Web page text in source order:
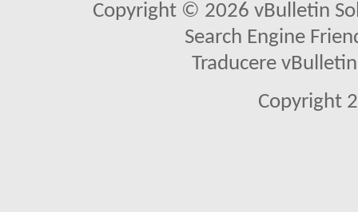
Copyright © 2026 vBulletin
Search Engine
Traducere
Copyright